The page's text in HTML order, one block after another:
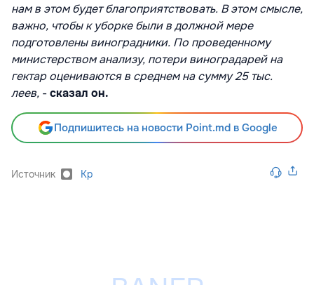
нам в этом будет благоприятствовать. В этом смысле,
важно, чтобы к уборке были в должной мере
подготовлены виноградники. По проведенному
министерством анализу, потери виноградарей на
гектар оцениваются в среднем на сумму 25 тыс.
леев, -сказал он.
Подпишитесь на новости Point.md в Google
Источник Kp